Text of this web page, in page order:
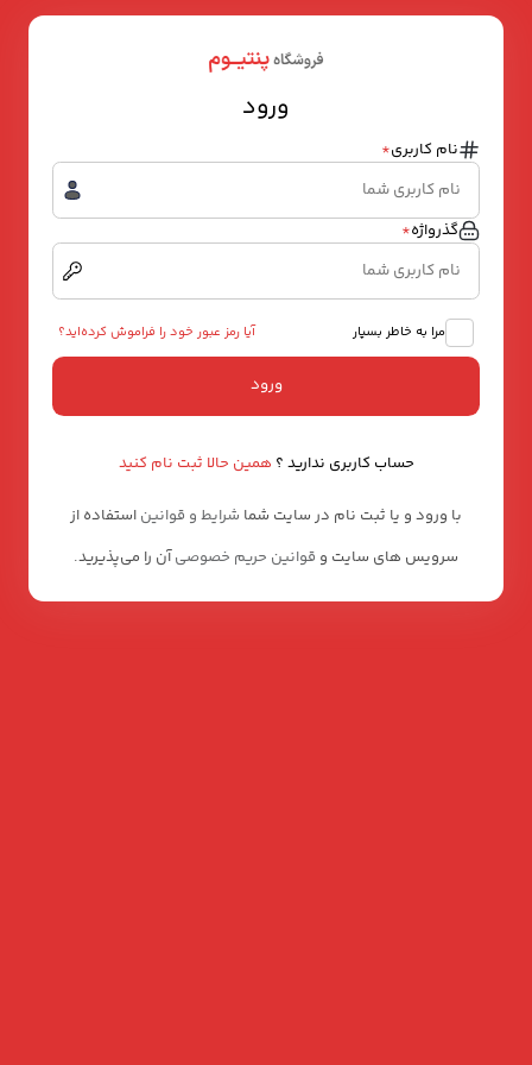
ورود
نام کاربری*
گذرواژه*
مرا به خاطر بسپار آیا رمز عبور خود را فراموش کرده‌اید؟
ورود
حساب کاربری ندارید ؟ همین حالا ثبت نام کنید
با ورود و یا ثبت نام در سایت شما شرایط و قوانین استفاده از
سرویس های سایت و قوانین حریم خصوصیآن را می‌پذیرید.